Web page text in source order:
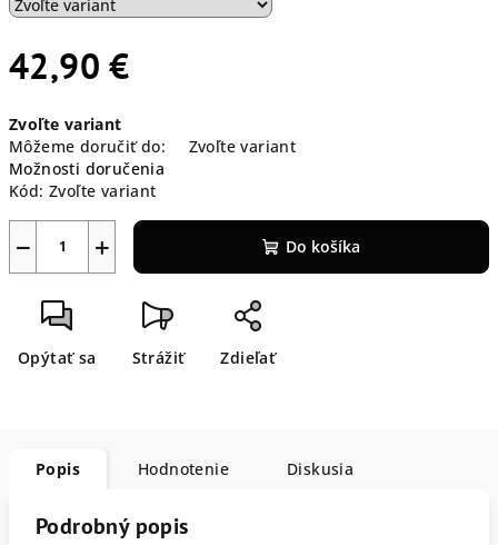
42,90 €
cena:
Zvoľte variant
Môžeme doručiť do:
Zvoľte variant
Možnosti doručenia
Kód: Zvoľte variant
+
− Do košíka
Opýtať sa Strážiť Zdieľať
Popis Hodnotenie Diskusia
Podrobný popis